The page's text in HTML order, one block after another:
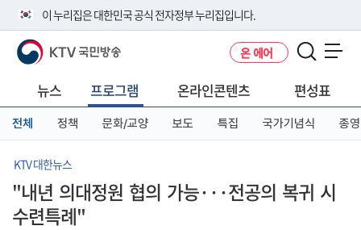
이 누리집은 대한민국 공식 전자정부 누리집입니다.
공식 누리집 주소 확인하기
니다.
이밖에 or.kr 또는 .kr등 다른 도메인 주소를 사용하고 있다면 아래 URL에
서 도메인 주소를 확인해 보세요
KTV 국민방송 온 에어
뉴스 프로그램 온라인콘텐츠 편성표
전체 정책 문화/교양 보도 특집 국가기념식 종영
KTV 대한뉴스
"내년 의대정원 협의 가능···전공의 복귀 시
수련특례"